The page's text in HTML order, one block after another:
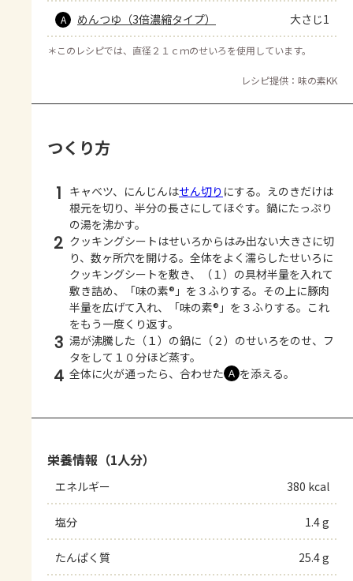
A めんつゆ（3倍濃縮タイプ） 大さじ1
＊このレシピでは、直径２１ｃｍのせいろを使用しています。
レシピ提供：味の素KK
つくり方
1 キャベツ、にんじんはせん切り にする。えのきだけは
根元を切り、半分の長さにしてほぐす。鍋にたっぷり
の湯を沸かす。
2 クッキングシートはせいろからはみ出ない大きさに切
り、数ヶ所穴を開ける。全体をよく濡らしたせいろに
クッキングシートを敷き、（１）の具材半量を入れて
敷き詰め、「味の素®」を３ふりする。その上に豚肉
半量を広げて入れ、「味の素®」を３ふりする。これ
をもう一度くり返す。
3 湯が沸騰した（１）の鍋に（２）のせいろをのせ、フ
タをして１０分ほど蒸す。
4 全体に火が通ったら、合わせた Ａ を添える。
栄養情報（1人分）
エネルギー 380 kcal
塩分 1.4 g
たんぱく質 25.4 g